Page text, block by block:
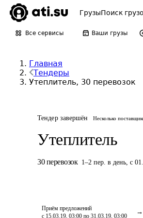
ГрузыПоиск
Все сервисы Ваши грузы
Главная
Тендеры
Утеплитель, 30 перевозок
Тендер завершён Несколько
Утеплитель
30 перевозок 1–2 пер. в день, с
Приём предложений
с 15.03.19, 03:00 по 31.03.19, 03:00